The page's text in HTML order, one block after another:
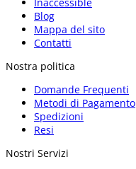
Inaccessible
Blog
Mappa del sito
Contatti
Nostra politica
Domande Frequenti
Metodi di Pagamento
Spedizioni
Resi
Nostri Servizi